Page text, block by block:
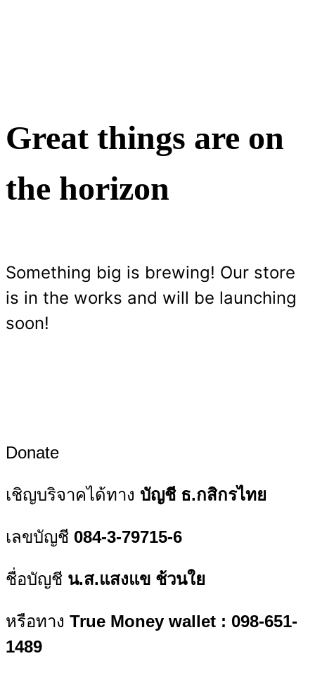
Great things are on
the horizon
Something big is brewing! Our store
is in the works and will be launching
soon!
Donate
เชิญบริจาคได้ทาง บัญชี ธ.กสิกรไทย
เลขบัญชี 084-3-79715-6
ชื่อบัญชี น.ส.แสงแข ช้วนใย
หรือทาง True Money wallet : 098-651-
1489